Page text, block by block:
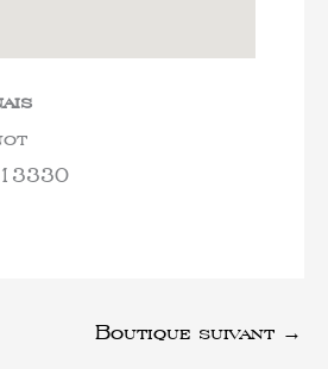
13330
Boutique suivant →